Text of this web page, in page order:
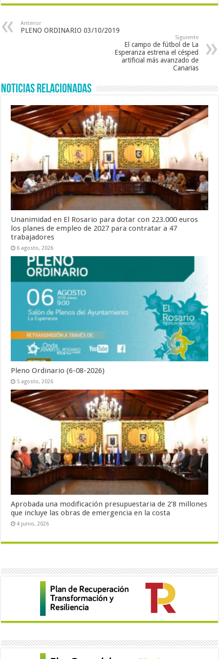
Anterior
PLENO ORDINARIO 03/10/2019
Siguiente
El campo de fútbol de La
Esperanza estrena el césped
artificial más avanzado de
Canarias
Noticias Relacionadas
Unanimidad en El Rosario para dotar con 223.000 euros
los planes de empleo de 2027 para contratar a 47
trabajadores
6 agosto, 2026
Pleno Ordinario (6-08-2026)
5 agosto, 2026
Aprobada una modificación presupuestaria de 2’8 millones
que incluye las obras de emergencia en la costa
4 junio, 2026